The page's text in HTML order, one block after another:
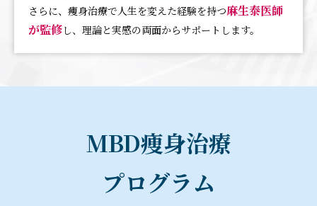
さらに、痩身治療で人生を変えた経験を持つ麻生泰医師
が監修し、理論と実感の両面からサポートします。
MBD痩身治療
プログラム